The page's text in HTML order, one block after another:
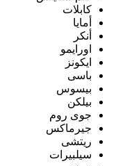
كابلات
أمايا
أنكر
اورايمو
ايكونز
باسى
بيسوس
بيلكن
جوى روم
جيرماكس
ريتشى
سيلبيرات